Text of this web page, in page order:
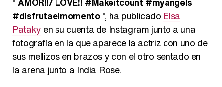
#disfrutaelmomento", ha publicado Elsa
Pataky en su cuenta de Instagram junto a una
fotografía en la que aparece la actriz con uno de
sus mellizos en brazos y con el otro sentado en
la arena junto a India Rose.